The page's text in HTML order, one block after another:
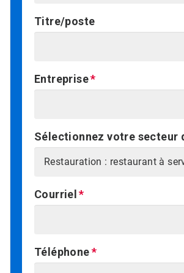
Titre/poste
Entreprise
Sélectionnez votre secteur
Courriel
Téléphone